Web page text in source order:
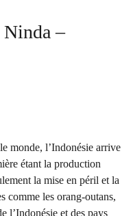
–
monde, l’Indonésie arrive
étant la production
la mise en péril et la
comme les orang-outans,
l’Indonésie et des pays